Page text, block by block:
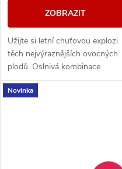
ZOBRAZIT
Užijte si letní chuťovou explozi
těch nejvýraznějších ovocných
plodů. Oslnivá kombinace
tropické sladkosti se silně
šťavnatými tóny Vás s každým
Novinka